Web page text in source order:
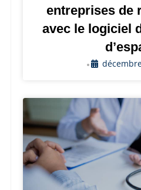
entreprises de
avec le logiciel
•